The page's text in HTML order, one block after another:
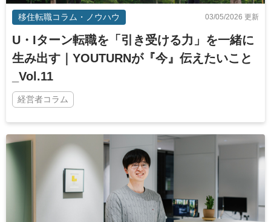
移住転職コラム・ノウハウ 03/05/2026 更新
U・Iターン転職を「引き受ける力」を一緒に
生み出す｜YOUTURNが『今』伝えたいこと
_Vol.11
経営者コラム